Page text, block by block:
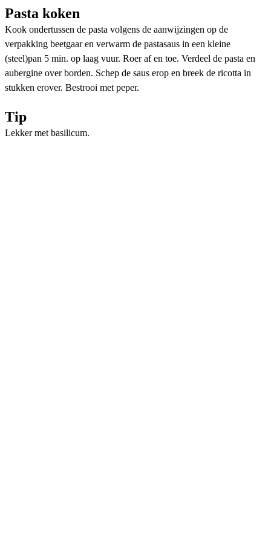
Pasta koken
Kook ondertussen de pasta volgens de aanwijzingen op de
verpakking beetgaar en verwarm de pastasaus in een kleine
(steel)pan 5 min. op laag vuur. Roer af en toe. Verdeel de pasta en
aubergine over borden. Schep de saus erop en breek de ricotta in
stukken erover. Bestrooi met peper.
Tip
Lekker met basilicum.